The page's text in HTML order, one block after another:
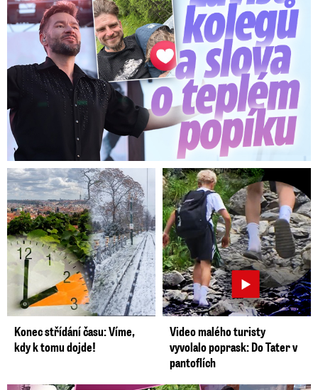
Konec střídání času: Víme,
kdy k tomu dojde!
Video malého turisty
vyvolalo poprask: Do Tater v
pantoflích